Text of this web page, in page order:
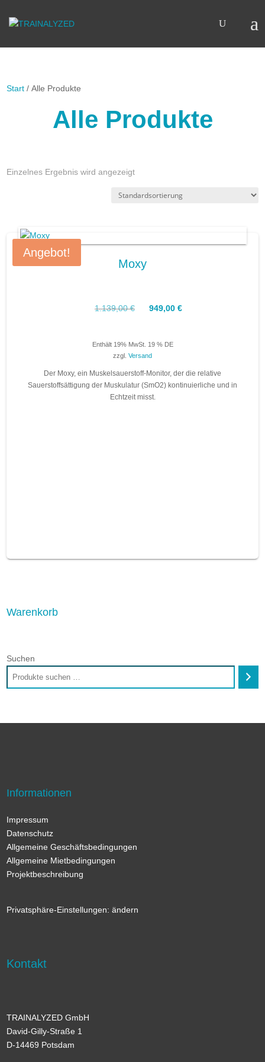
Start / Alle Produkte
Alle Produkte
Einzelnes Ergebnis wird angezeigt
Angebot!
Moxy
1.139,00€
Preis
949,00 €Preis
Enthält 19% MwSt. 19 % DE
zzgl. Versand
Der Moxy, ein Muskelsauerstoff-Monitor, der die relative
Sauerstoffsättigung der Muskulatur (SmO2) kontinuierliche und in
Echtzeit misst.
Warenkorb
Suchen
Informationen
Impressum
Datenschutz
Allgemeine Geschäftsbedingungen
Allgemeine Mietbedingungen
Projektbeschreibung
Privatsphäre-Einstellungen: ändern
Kontakt
TRAINALYZED GmbH
David-Gilly-Straße 1
D-14469 Potsdam